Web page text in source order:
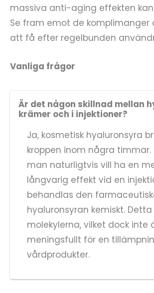
massiva anti-aging effekten
Se fram emot de komplimanger
att få efter regelbunden
Vanliga frågor
Är det någon skillnad mellan
krämer och i injektioner?
Ja, kosmetisk hyaluronsyra
kroppen inom några timmar.
man naturligtvis vill ha en
långvarig effekt vid en
behandlas den
hyaluronsyran kemiskt.
molekylerna, vilket dock inte
meningsfullt för en
vårdprodukter.